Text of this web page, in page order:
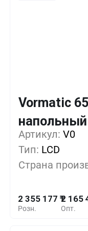
Vormatic
Артикул: V0
Тип: LCD
Страна
Розн.
2 355 177 ₸
Опт.
2 165
1+ 0%
5+
10+ -4%